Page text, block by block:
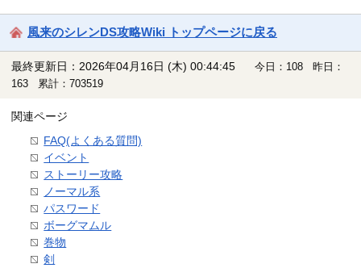
風来のシレンDS攻略Wiki トップページに戻る
最終更新日：2026年04月16日 (木) 00:44:45
今日：108 昨日：
163 累計：703519
関連ページ
FAQ(よくある質問)
イベント
ストーリー攻略
ノーマル系
パスワード
ボーグマムル
巻物
剣